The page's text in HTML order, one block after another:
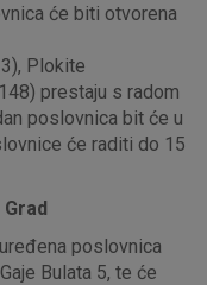
će biti otvorena
Plokite
prestaju s radom
poslovnica bit će u
će raditi do 15
poslovnica
Bulata 5, te će